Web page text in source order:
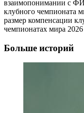
взаимопонимании с
клубного чемпионата
размер компенсации
чемпионатах мира
Больше историй